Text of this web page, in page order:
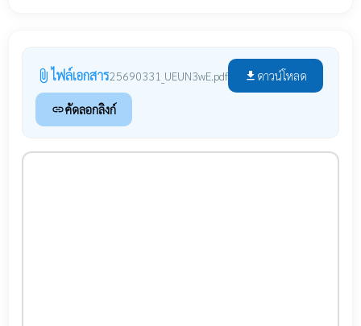
attach_file ไฟล์เอกสาร25690331_UEUN3wE.pdf file_download ดาวน์โหลด
linkคัดลอกลิงก์